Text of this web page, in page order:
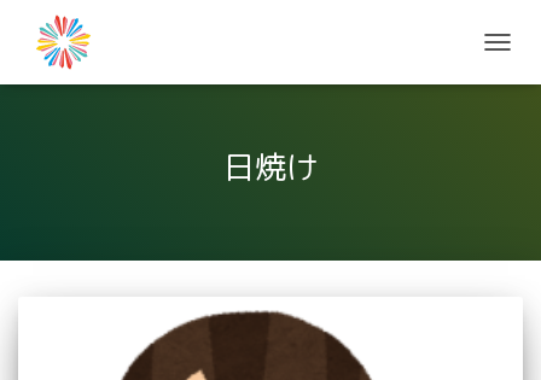
ビ
り
日焼け